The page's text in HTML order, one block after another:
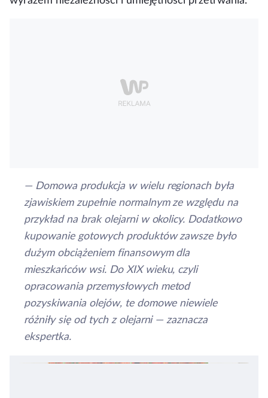
— Domowa produkcja w wielu regionach była
zjawiskiem zupełnie normalnym ze względu na
przykład na brak olejarni w okolicy. Dodatkowo
kupowanie gotowych produktów zawsze było
dużym obciążeniem finansowym dla
mieszkańców wsi. Do XIX wieku, czyli
opracowania przemysłowych metod
pozyskiwania olejów, te domowe niewiele
różniły się od tych z olejarni — zaznacza
ekspertka.